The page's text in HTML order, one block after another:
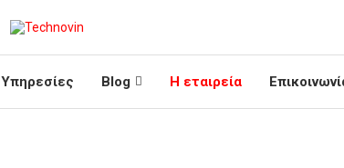
Υπηρεσίες Blog Η εταιρεία